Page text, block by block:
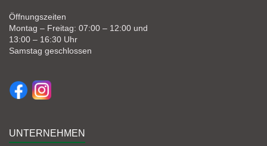
Öffnungszeiten
Montag – Freitag: 07:00 – 12:00 und
13:00 – 16:30 Uhr
Samstag geschlossen
UNTERNEHMEN